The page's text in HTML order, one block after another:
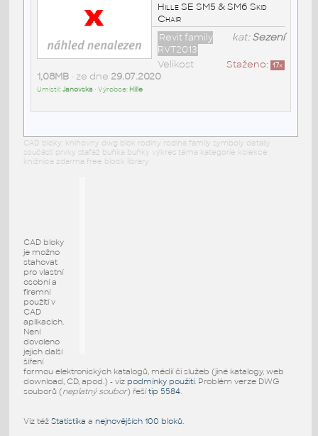
Hille SE SM5 & SM6 Skid
Chair
kat:Sezení
Revit family
RVT2013
Staženo: 17x
Velikost
1,08MB• ze dne 29.07.2020
Umístil:Janovska • Výrobce: Hille
CAD bloky: knihovny dwg blok rodiny rodina family symboly detaily
součásti prvky stafáž buňka buňky výkres téma kategorie kolekce
knižnica zdarma free block library
CAD bloky
je možno
stahovat
pro vlastní
osobní a
firemní
použití v
CAD
aplikacích.
Není
dovoleno
jejich další
šíření
formou elektronických katalogů, médií či služeb (jiné katalogy, web
download, CD, apod.) - viz podmínky použití. Problém verze DWG
souborů (neplatný soubor) řešítip 5584.
Viz též Statistika a nejnovějších 100 bloků.